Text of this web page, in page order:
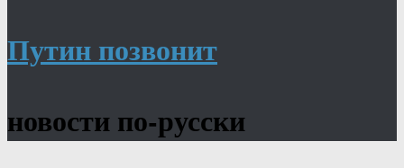
Путин позвонит
новости по-русски